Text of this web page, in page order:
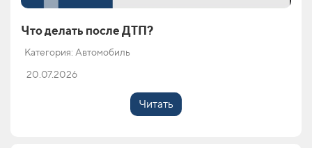
Что делать после ДТП?
Категория: Автомобиль
20.07.2026
Читать